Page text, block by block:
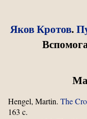
Яков Кротов.
Hengel, Martin. The
163 c.